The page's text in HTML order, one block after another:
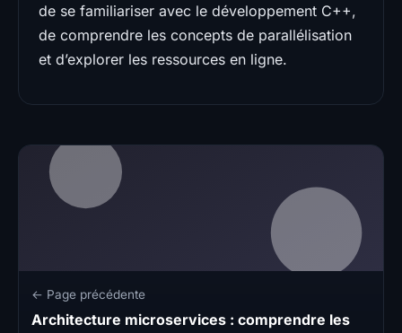
de se familiariser avec le développement C++,
de comprendre les concepts de parallélisation
et d’explorer les ressources en ligne.
← Page précédente
Architecture microservices : comprendre les